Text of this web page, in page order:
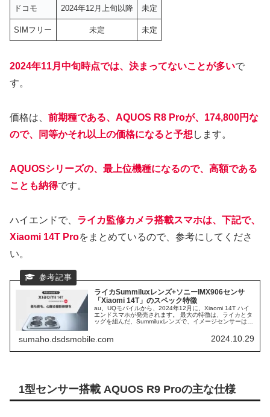
ドコモ 2024年12月上旬以降 未定
SIMフリー 未定 未定
2024年11月中旬時点では、決まってないことが多いで
す。
価格は、 前期種である、AQUOS R8 Proが、174,800円な
ので、同等かそれ以上の価格になると予想 します。
AQUOSシリーズの、最上位機種になるので、高額である
ことも納得です。
ハイエンドで、 ライカ監修カメラ搭載スマホは、下記で、
Xiaomi 14T Proをまとめているので、参考にしてくださ
い。
ライカSummiluxレンズ+ソニーIMX906センサ
「Xiaomi 14T」のスペック特徴
au、UQモバイルから、2024年12月に、Xiaomi 14T ハイ
エンドスマホが発売されます。 最大の特徴は、ライカとタ
ッグを組んだ、Summiluxレンズで、イメージセンサーは、
な期待が持ている、Xiaomi 14Tの、特徴や、スペックと、
上位機種であるXiaomi 14T Proとの違いなどをまとめてい
sumaho.dsdsmobile.com 2024.10.29
1型センサー搭載 AQUOS R9 Proの主な仕様